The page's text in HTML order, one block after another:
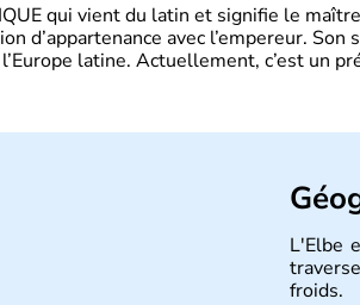
qui vient du latin et signifie le
d’appartenance avec l’empereur. Son
latine. Actuellement, c’est un
L'Elbe
froids.